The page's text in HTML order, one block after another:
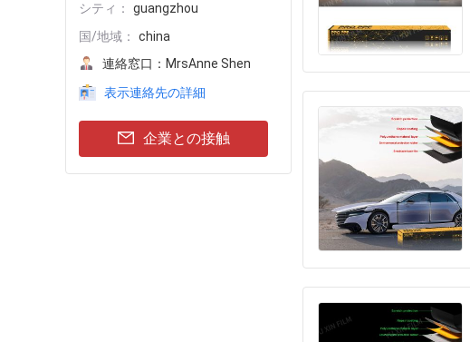
シティ：
guangzhou
国/地域：
china
連絡窓口： MrsAnne Shen
表示連絡先の詳細
企業との接触